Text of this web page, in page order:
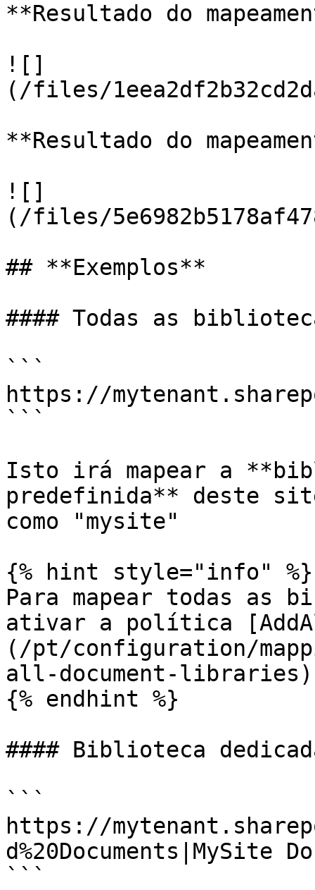
**Resultado do
![]
(/files/
**Resultado do
![]
(/files/
## **Exemplos**
#### Todas as
```
https://
```
Isto irá mapear a
predefinida** deste
como "mysite"
{% hint style="info" %}
Para mapear todas as
ativar a política
(/pt/configuration/
all-document-libraries)
{% endhint %}
#### Biblioteca
```
https://
d%20Documents|MySite
```